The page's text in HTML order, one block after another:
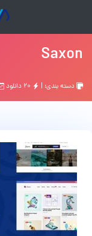
Saxon
دسته بندی: |